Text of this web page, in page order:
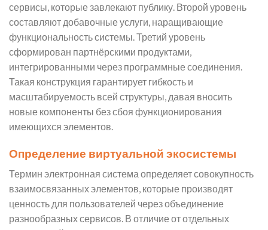
сервисы, которые завлекают публику. Второй уровень
составляют добавочные услуги, наращивающие
функциональность системы. Третий уровень
сформирован партнёрскими продуктами,
интегрированными через программные соединения.
Такая конструкция гарантирует гибкость и
масштабируемость всей структуры, давая вносить
новые компоненты без сбоя функционирования
имеющихся элементов.
Определение виртуальной экосистемы
Термин электронная система определяет совокупность
взаимосвязанных элементов, которые производят
ценность для пользователей через объединение
разнообразных сервисов. В отличие от отдельных